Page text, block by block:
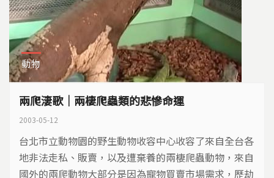
動物
兩爬淒歌｜兩棲爬蟲類的悲慘命運
2003-05-12
台北市立動物園的野生動物收容中心收容了來自全台各
地非法走私、販賣，以及遭棄養的兩棲爬蟲動物，來自
國外的兩爬動物大部分是因為寵物買賣市場需求，歷劫